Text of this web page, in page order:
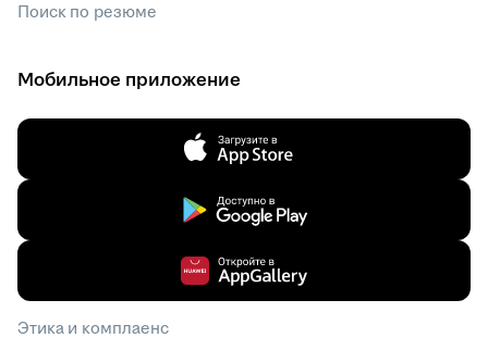
Поиск по резюме
Мобильное приложение
Этика и комплаенс